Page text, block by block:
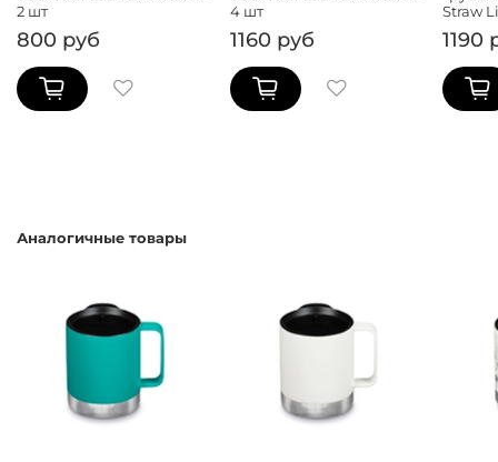
2 шт
800 руб
4 шт
1160 руб
Straw
1190
Аналогичные товары